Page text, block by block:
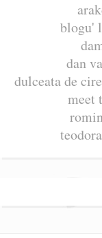
blogu'
dan
dulceata de
meet